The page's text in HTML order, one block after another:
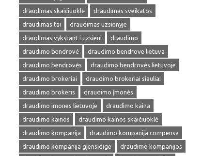
draudimas skaičiuoklė
draudimas sveikatos
draudimas tai
draudimas uzsienyje
draudimas vykstant i uzsieni
draudimo
draudimo bendrovė
draudimo bendrove lietuva
draudimo bendrovės
draudimo bendrovės lietuvoje
draudimo brokeriai
draudimo brokeriai siauliai
draudimo brokeris
draudimo įmonės
draudimo imones lietuvoje
draudimo kaina
draudimo kainos
draudimo kainos skaičiuoklė
draudimo kompanija
draudimo kompanija compensa
draudimo kompanija gjensidige
draudimo kompanijos